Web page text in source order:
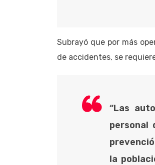
Subrayó que por más
de accidentes, se
“Las
personal
la